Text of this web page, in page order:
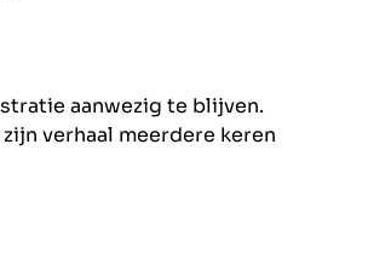
aanwezig te blijven.
verhaal meerdere keren